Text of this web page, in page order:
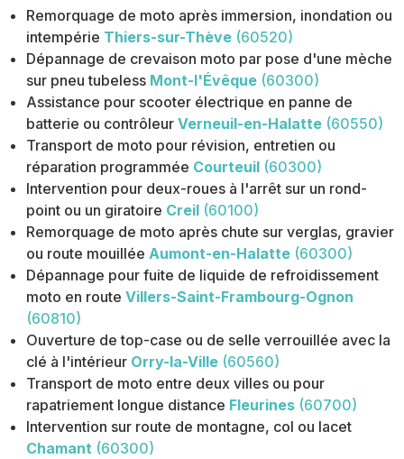
Remorquage de moto après immersion, inondation ou
intempérie Thiers-sur-Thève (60520)
Dépannage de crevaison moto par pose d'une mèche
sur pneu tubeless Mont-l'Évêque (60300)
Assistance pour scooter électrique en panne de
batterie ou contrôleur Verneuil-en-Halatte (60550)
Transport de moto pour révision, entretien ou
réparation programmée Courteuil (60300)
Intervention pour deux-roues à l'arrêt sur un rond-
point ou un giratoire Creil (60100)
Remorquage de moto après chute sur verglas, gravier
ou route mouillée Aumont-en-Halatte (60300)
Dépannage pour fuite de liquide de refroidissement
moto en route Villers-Saint-Frambourg-Ognon
(60810)
Ouverture de top-case ou de selle verrouillée avec la
clé à l'intérieur Orry-la-Ville (60560)
Transport de moto entre deux villes ou pour
rapatriement longue distance Fleurines (60700)
Intervention sur route de montagne, col ou lacet
Chamant (60300)